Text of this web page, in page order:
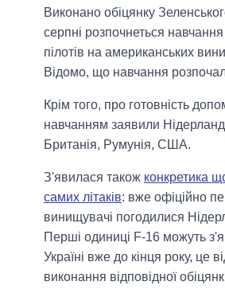
Виконано обіцянку
серпні розпочнеться навчання
пілотів на американських
Відомо, що навчання
Крім того, про готовність
навчанням заявили
Британія, Румунія, США.
З'явилася також конкретика
самих літаків: вже офіційно
винищувачі погодилися
Перші одиниці F-16 можуть
Україні вже до кінця року, це
виконання відповідної